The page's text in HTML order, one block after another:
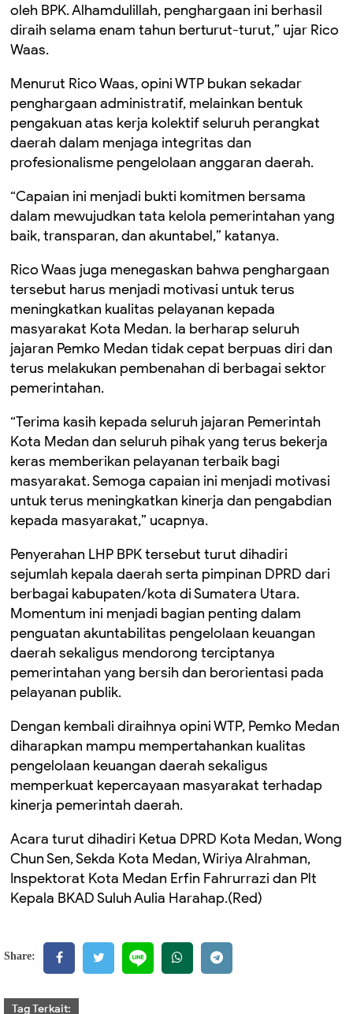
oleh BPK. Alhamdulillah, penghargaan ini berhasil
diraih selama enam tahun berturut-turut,” ujar Rico
Waas.
Menurut Rico Waas, opini WTP bukan sekadar
penghargaan administratif, melainkan bentuk
pengakuan atas kerja kolektif seluruh perangkat
daerah dalam menjaga integritas dan
profesionalisme pengelolaan anggaran daerah.
“Capaian ini menjadi bukti komitmen bersama
dalam mewujudkan tata kelola pemerintahan yang
baik, transparan, dan akuntabel,” katanya.
Rico Waas juga menegaskan bahwa penghargaan
tersebut harus menjadi motivasi untuk terus
meningkatkan kualitas pelayanan kepada
masyarakat Kota Medan. Ia berharap seluruh
jajaran Pemko Medan tidak cepat berpuas diri dan
terus melakukan pembenahan di berbagai sektor
pemerintahan.
“Terima kasih kepada seluruh jajaran Pemerintah
Kota Medan dan seluruh pihak yang terus bekerja
keras memberikan pelayanan terbaik bagi
masyarakat. Semoga capaian ini menjadi motivasi
untuk terus meningkatkan kinerja dan pengabdian
kepada masyarakat,” ucapnya.
Penyerahan LHP BPK tersebut turut dihadiri
sejumlah kepala daerah serta pimpinan DPRD dari
berbagai kabupaten/kota di Sumatera Utara.
Momentum ini menjadi bagian penting dalam
penguatan akuntabilitas pengelolaan keuangan
daerah sekaligus mendorong terciptanya
pemerintahan yang bersih dan berorientasi pada
pelayanan publik.
Dengan kembali diraihnya opini WTP, Pemko Medan
diharapkan mampu mempertahankan kualitas
pengelolaan keuangan daerah sekaligus
memperkuat kepercayaan masyarakat terhadap
kinerja pemerintah daerah.
Acara turut dihadiri Ketua DPRD Kota Medan, Wong
Chun Sen, Sekda Kota Medan, Wiriya Alrahman,
Inspektorat Kota Medan Erfin Fahrurrazi dan Plt
Kepala BKAD Suluh Aulia Harahap.(Red)
Share:
Tag Terkait: